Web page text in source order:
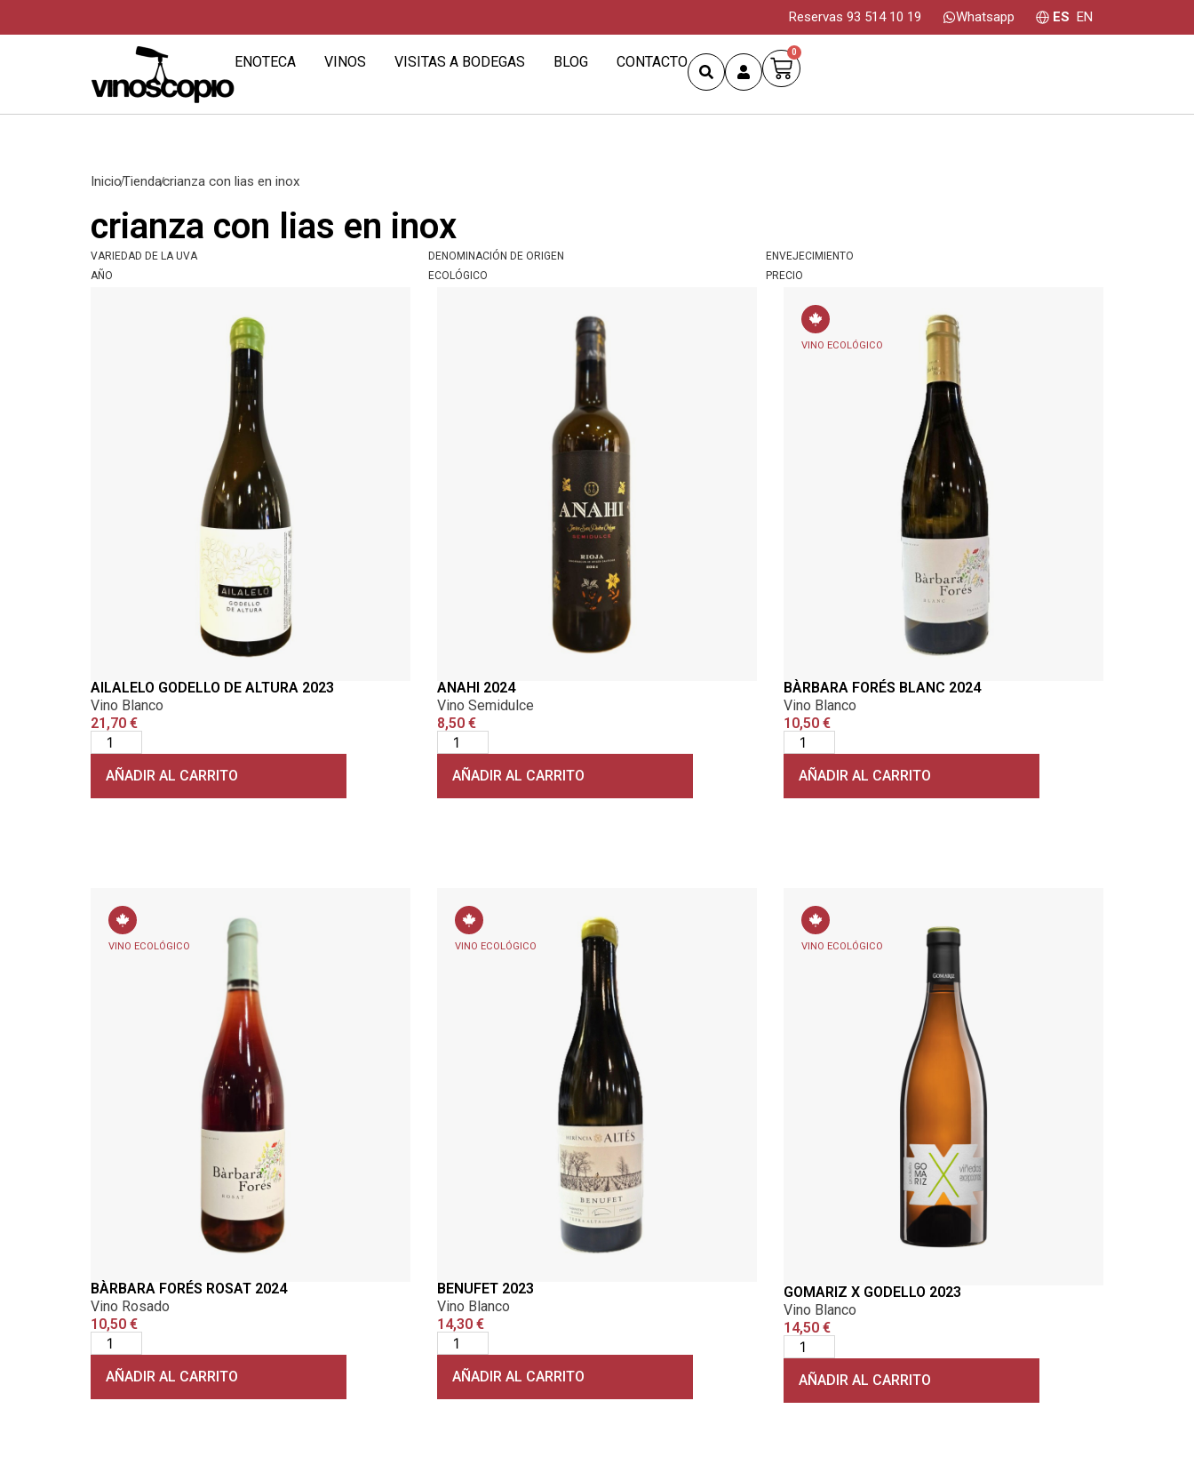
Reservas 93 514 10 19 Whatsapp ES EN
ENOTECA VINOS VISITAS A BODEGAS BLOG CONTACTO
0
InicioTiendacrianza con lias en inox
crianza con lias en inox
VARIEDAD DE LA UVA DENOMINACIÓN DE ORIGEN
ENVEJECIMIENTO
AÑO
ECOLÓGICO PRECIO
AILALELO GODELLO DE ALTURA 2023
Vino Blanco
21,70 €
AÑADIR AL CARRITO
ANAHI 2024
Vino Semidulce
8,50 €
AÑADIR AL CARRITO
VINO ECOLÓGICO
BÀRBARA FORÉS BLANC 2024
Vino Blanco
10,50 €
AÑADIR AL CARRITO
VINO ECOLÓGICO
BÀRBARA FORÉS ROSAT 2024
Vino Rosado
10,50 €
AÑADIR AL CARRITO
VINO ECOLÓGICO
BENUFET 2023
Vino Blanco
14,30 €
AÑADIR AL CARRITO
VINO ECOLÓGICO
GOMARIZ X GODELLO 2023
Vino Blanco
14,50 €
AÑADIR AL CARRITO